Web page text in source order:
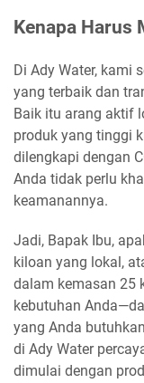
Kenapa Harus
Di Ady Water, kami
yang terbaik dan
Baik itu arang aktif
produk yang tinggi
dilengkapi dengan
Anda tidak perlu
keamanannya.
Jadi, Bapak Ibu,
kiloan yang lokal,
dalam kemasan 25
kebutuhan
yang Anda
di Ady Water
dimulai dengan